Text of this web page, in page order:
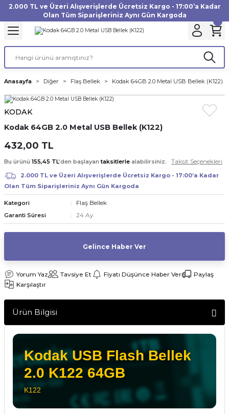
2.000 TL ve Üzeri Alışverişlerde Ücretsiz Kargo - 17:00’a Kadar
Olan Tüm Siparişleriniz Aynı Gün Kargoda
Geri Dön
Aksesuarları
Geri Dön
Geri Dön
Geri Dön
Geri Dön
Geri Dön
Geri Dön
Geri Dön
Geri Dön
Geri Dön
Geri Dön
Aksesuarları
Geri Dön
Anasayfa Diğer Flaş Bellek Kodak 64GB 2.0 Metal USB Bellek (K122)
KODAK
Kodak 64GB 2.0 Metal USB Bellek (K122)
432,00 TL
Bu ürünü 155,45 TL’den başlayantaksitlerle alabilirsiniz. Taksit Seçenekleri
2.000 TL ve Üzeri Alışverişlerde Ücretsiz Kargo - 17:00’a Kadar
Olan Tüm Siparişleriniz Aynı Gün Kargoda
Kategori Flaş Bellek
Garanti Süresi 24 Ay
Gelince Haber Ver
Yorum Yaz Tavsiye Et Fiyatı Düşünce Haber Ver
Paylaş
Karşılaştır
Ürün Bilgisi
Kodak USB Flash Bellek
2.0 K122 64GB
K122